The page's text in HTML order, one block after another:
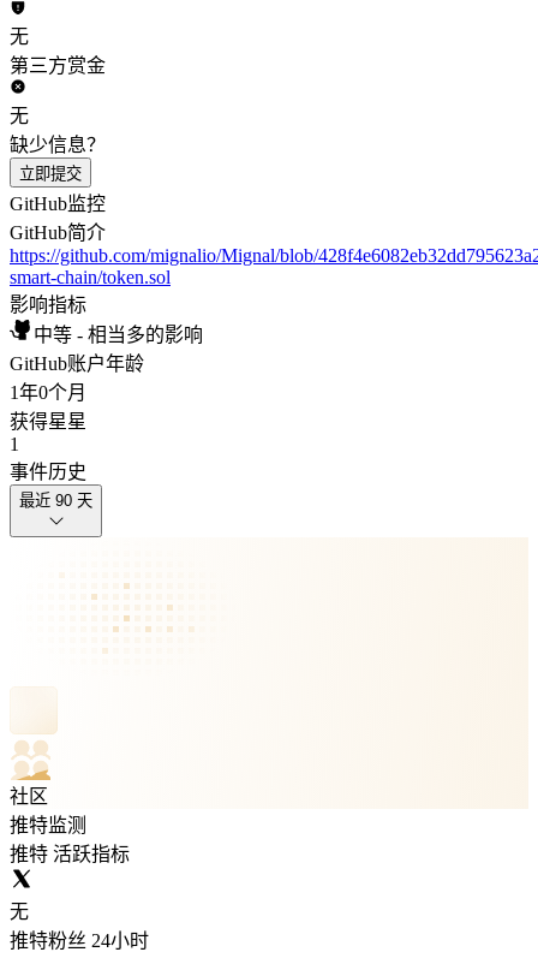
无
第三方赏金
无
缺少信息？
立即提交
GitHub监控
GitHub简介
https://github.com/mignalio/Mignal/blob/
smart-chain/token.sol
影响指标
中等 - 相当多的影响
GitHub账户年龄
1年0个月
获得星星
1
事件历史
最近 90 天
社区
推特监测
推特 活跃指标
无
推特粉丝 24小时